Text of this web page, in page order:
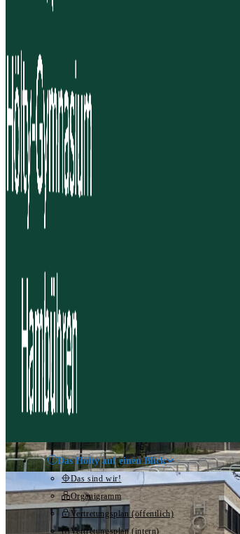
Das Hölty auf einen Blick
Das sind wir!
Organigramm
Vertretungsplan (öffentlich)
Vertretungsplan (intern)